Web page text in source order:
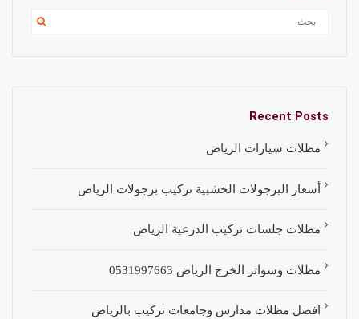
Recent Posts
مظلات سيارات الرياض
أسعار البرجولات الخشبية تركيب برجولات الرياض
مظلات جلسات تركيب الدرعية الرياض
مظلات وسواتر الخرج الرياض 0531997663
افضل مظلات مدارس وجامعات تركيب بالرياض